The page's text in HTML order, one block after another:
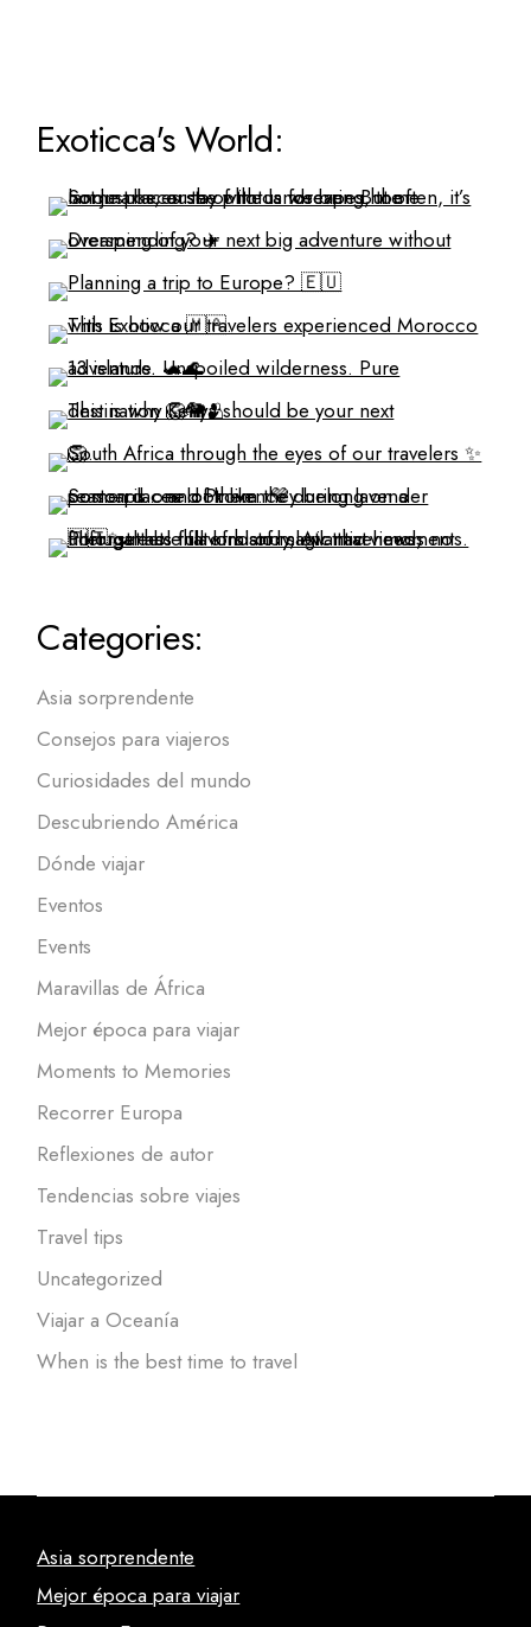
Exoticca's World:
Categories:
Asia sorprendente
Consejos para viajeros
Curiosidades del mundo
Descubriendo América
Dónde viajar
Eventos
Events
Maravillas de África
Mejor época para viajar
Moments to Memories
Recorrer Europa
Reflexiones de autor
Tendencias sobre viajes
Travel tips
Uncategorized
Viajar a Oceanía
When is the best time to travel
Asia sorprendente
Mejor época para viajar